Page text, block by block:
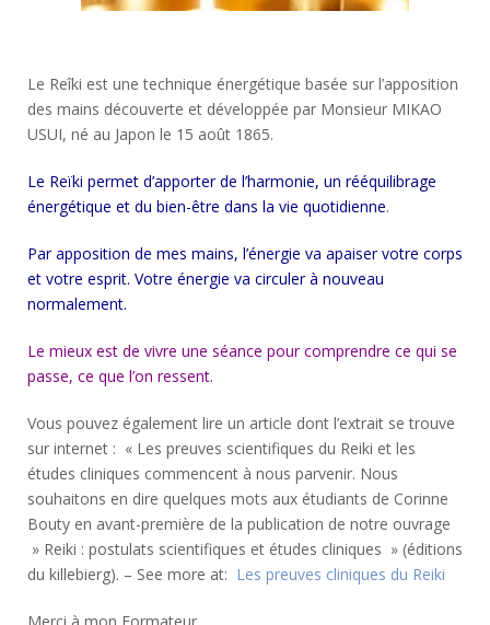
Le Reîki est une technique énergétique basée sur l’apposition
des mains découverte et développée par Monsieur MIKAO
USUI, né au Japon le 15 août 1865.
Le Reïki permet d’apporter de l’harmonie, un rééquilibrage
énergétique et du bien-être dans la vie quotidienne.
Par apposition de mes mains, l’énergie va apaiser votre corps
et votre esprit. Votre énergie va circuler à nouveau
normalement.
Le mieux est de vivre une séance pour comprendre ce qui se
passe, ce que l’on ressent.
Vous pouvez également lire un article dont l’extrait se trouve
sur internet : « Les preuves scientifiques du Reiki et les
études cliniques commencent à nous parvenir. Nous
souhaitons en dire quelques mots aux étudiants de Corinne
Bouty en avant-première de la publication de notre ouvrage
» Reiki : postulats scientifiques et études cliniques » (éditions
du killebierg). – See more at: Les preuves cliniques du Reiki
Merci à mon Formateur